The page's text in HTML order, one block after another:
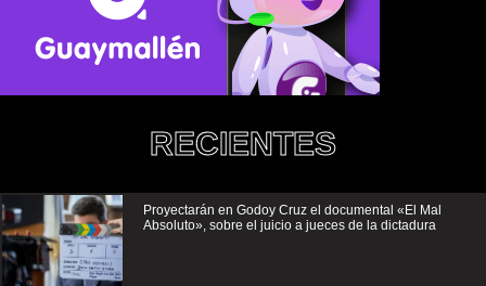
RECIENTES
Proyectarán en Godoy Cruz el documental «El Mal
Absoluto», sobre el juicio a jueces de la dictadura